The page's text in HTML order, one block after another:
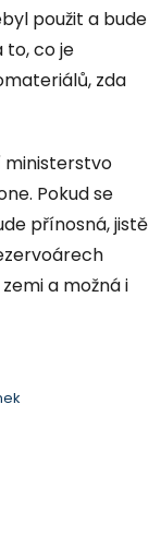
použit a bude
to, co je
zda
ministerstvo
Pokud se
přínosná, jistě
a možná i